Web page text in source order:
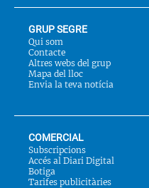
GRUP SEGRE
Qui som
Contacte
Altres webs del grup
Mapa del lloc
Envia la teva notícia
COMERCIAL
Subscripcions
Accés al Diari Digital
Botiga
Tarifes publicitàries